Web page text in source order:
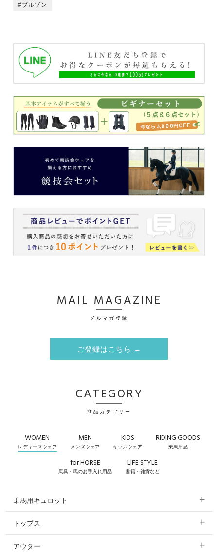
ブルゾン
MAIL MAGAZINE
メルマガ登録
ご登録はこちら →
CATEGORY
商品カテゴリー
WOMEN
レディースウェア
MEN
メンズウェア
KIDS
キッズウェア
RIDING GOODS
乗馬用品
for HORSE
馬具・馬のお手入れ用品
LIFE STYLE
書籍・雑貨など
乗馬用キュロット
すべてのキュロット
フルグリップ・尻革 キュロット
トップス
すべてのトップス
アウター